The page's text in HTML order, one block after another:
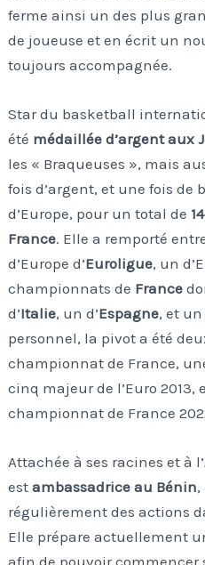
ferme ainsi un des plus
de joueuse et en écrit un
toujours accompagnée.
Star du basketball
été médaillée d’argent aux
les « Braqueuses », mais
fois d’argent, et une fois
d’Europe, pour un total de
France. Elle a remporté
d’Europe d’Euroligue, un
championnats de France
d’Italie, un d’Espagne, et un
personnel, la pivot a été
championnat de France,
cinq majeur de l’Euro
championnat de France
Attachée à ses racines et à l’
estambassadrice au Bénin,
régulièrement des actions
Elle prépare actuellement